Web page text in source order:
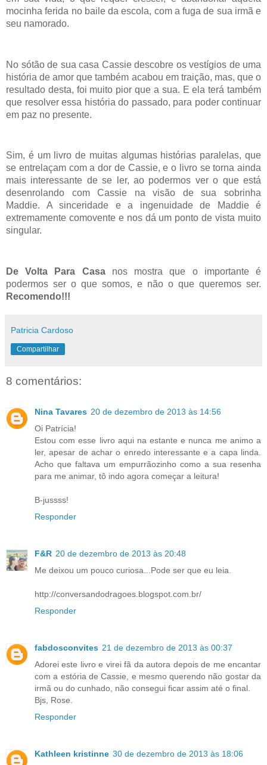
mocinha ferida no baile da escola, com a fuga de sua irmã e
seu namorado.
No sótão de sua casa Cassie descobre os vestígios de uma
história de amor que também acabou em traição, mas, que o
resultado desta, foi muito pior que a sua. E ela terá também
que resolver essa história do passado, para poder continuar
em paz no presente.
Sim, é um livro de muitas algumas histórias paralelas, que
se entrelaçam com a dor de Cassie, e o livro se torna ainda
mais interessante de se ler, ao podermos ver o que está
desenrolando com Cassie na visão de sua sobrinha
Maddie. A sinceridade e a ingenuidade de Maddie é
extremamente comovente e nos dá um ponto de vista muito
singular.
De Volta Para Casanos mostra que o importante é
podermos ser o que somos, e não o que queremos ser.
Recomendo!!!
Patricia Cardoso
Compartilhar
8 comentários:
Nina Tavares 20 de dezembro de 2013 às 14:56
Oi Patrícia!
Estou com esse livro aqui na estante e nunca me animo a
ler, apesar de achar o enredo interessante e a capa linda.
Acho que faltava um empurrãozinho como a sua resenha
para me animar, tô indo agora começar a leitura!
B-jussss!
Responder
F&R 20 de dezembro de 2013 às 20:48
Me deixou um pouco curiosa...Pode ser que eu leia.
http://conversandodragoes.blogspot.com.br/
Responder
fabdosconvites 21 de dezembro de 2013 às 00:37
Adorei este livro e virei fã da autora depois de me encantar
com a estória de Cassie, e mesmo querendo não gostar da
irmã ou do cunhado, não consegui ficar assim até o final.
Bjs, Rose.
Responder
Kathleen kristinne 30 de dezembro de 2013 às 18:06